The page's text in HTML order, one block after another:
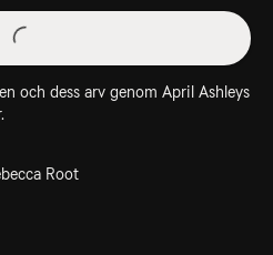
och dess arv genom April Ashleys
Root